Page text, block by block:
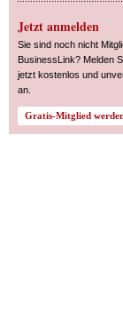
Jetzt anmelden
Sie sind noch nicht
BusinessLink? Melden
jetzt kostenlos und
an.